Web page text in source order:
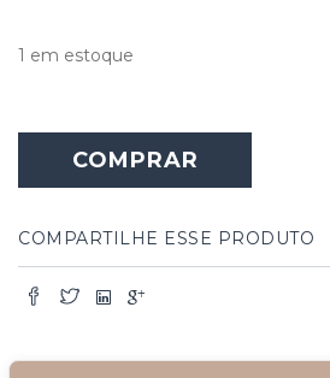
1 em estoque
COMPRAR
COMPARTILHE ESSE PRODUTO